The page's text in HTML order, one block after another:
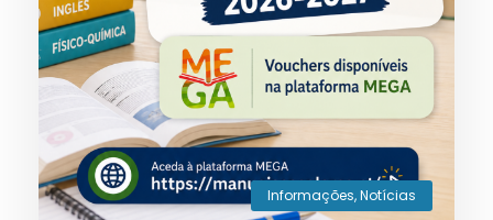
Informações,Notícias